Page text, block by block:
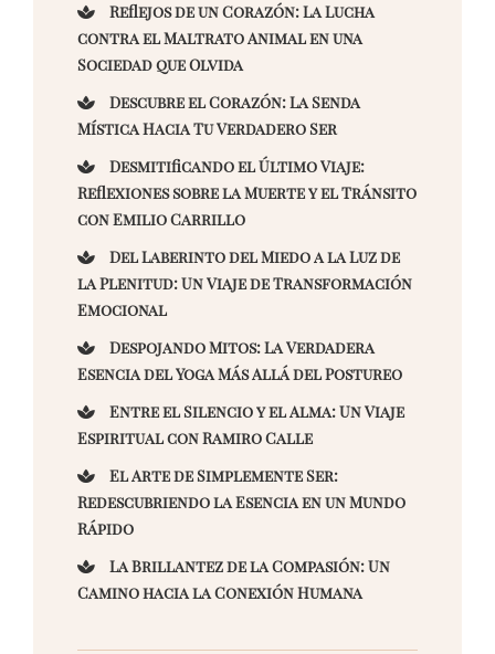
Reflejos de un Corazón: La Lucha
contra el Maltrato Animal en una
Sociedad que Olvida
Descubre el Corazón: La Senda
Mística Hacia Tu Verdadero Ser
Desmitificando el Último Viaje:
Reflexiones sobre la Muerte y el Tránsito
con Emilio Carrillo
Del Laberinto del Miedo a la Luz de
la Plenitud: Un Viaje de Transformación
Emocional
Despojando Mitos: La Verdadera
Esencia del Yoga Más Allá del Postureo
Entre el Silencio y el Alma: Un Viaje
Espiritual con Ramiro Calle
El Arte de Simplemente Ser:
Redescubriendo la Esencia en un Mundo
Rápido
La Brillantez de la Compasión: Un
Camino hacia la Conexión Humana